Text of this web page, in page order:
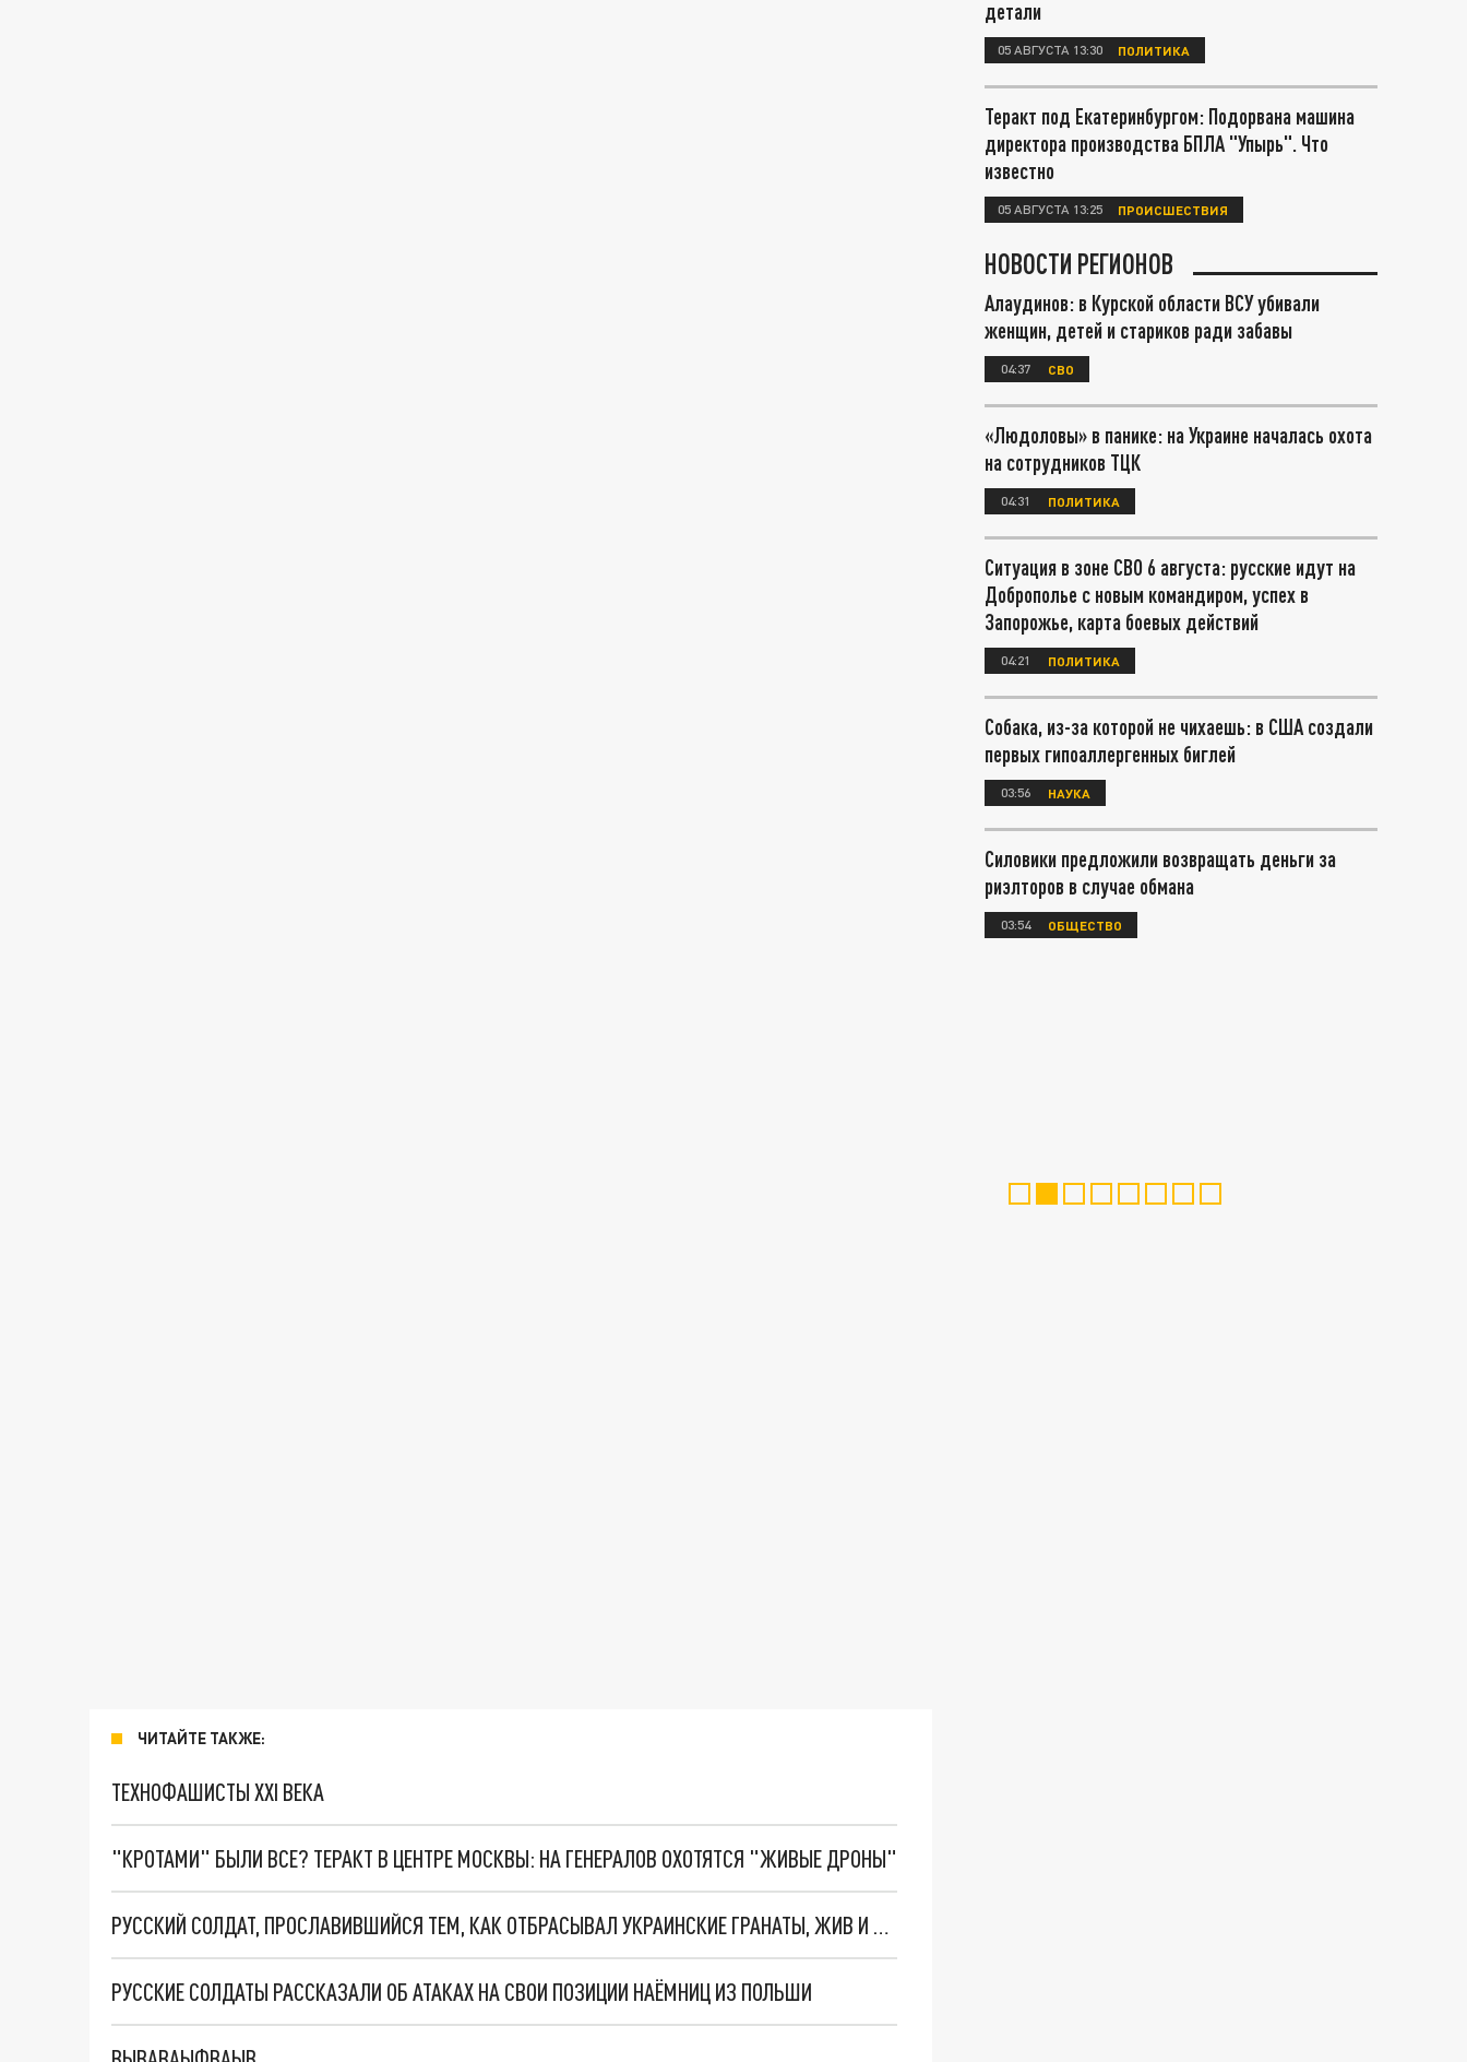
ЧИТАЙТЕ ТАКЖЕ:
ТЕХНОФАШИСТЫ XXI ВЕКА
"КРОТАМИ" БЫЛИ ВСЕ? ТЕРАКТ В ЦЕНТРЕ МОСКВЫ: НА ГЕНЕРАЛОВ ОХОТЯТСЯ "ЖИВЫЕ ДРОНЫ"
РУССКИЙ СОЛДАТ, ПРОСЛАВИВШИЙСЯ ТЕМ, КАК ОТБРАСЫВАЛ УКРАИНСКИЕ ГРАНАТЫ, ЖИВ И ЗДОРОВ
РУССКИЕ СОЛДАТЫ РАССКАЗАЛИ ОБ АТАКАХ НА СВОИ ПОЗИЦИИ НАЁМНИЦ ИЗ ПОЛЬШИ
детали
05 АВГУСТА 13:30 ПОЛИТИКА
Теракт под Екатеринбургом: Подорвана машина
директора производства БПЛА "Упырь". Что
известно
05 АВГУСТА 13:25 ПРОИСШЕСТВИЯ
НОВОСТИ РЕГИОНОВ
Алаудинов: в Курской области ВСУ убивали
женщин, детей и стариков ради забавы
04:37 СВО
«Людоловы» в панике: на Украине началась охота
на сотрудников ТЦК
04:31 ПОЛИТИКА
Ситуация в зоне СВО 6 августа: русские идут на
Доброполье с новым командиром, успех в
Запорожье, карта боевых действий
04:21 ПОЛИТИКА
Собака, из-за которой не чихаешь: в США создали
первых гипоаллергенных биглей
03:56 НАУКА
Силовики предложили возвращать деньги за
риэлторов в случае обмана
03:54 ОБЩЕСТВО